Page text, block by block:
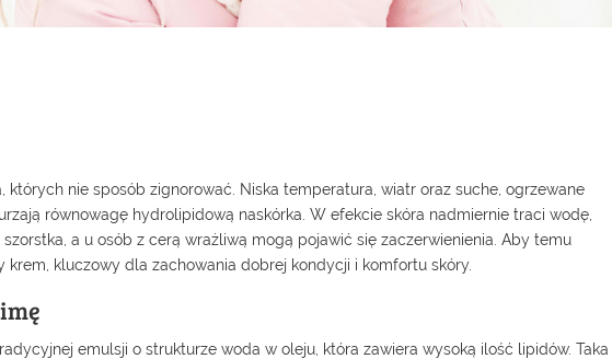
których nie sposób zignorować. Niska temperatura, wiatr oraz suche, ogrzewane
równowagę hydrolipidową naskórka. W efekcie skóra nadmiernie traci wodę,
a u osób z cerą wrażliwą mogą pojawić się zaczerwienienia. Aby temu
kluczowy dla zachowania dobrej kondycji i komfortu skóry.
emulsji o strukturze woda w oleju, która zawiera wysoką ilość lipidów. Taka